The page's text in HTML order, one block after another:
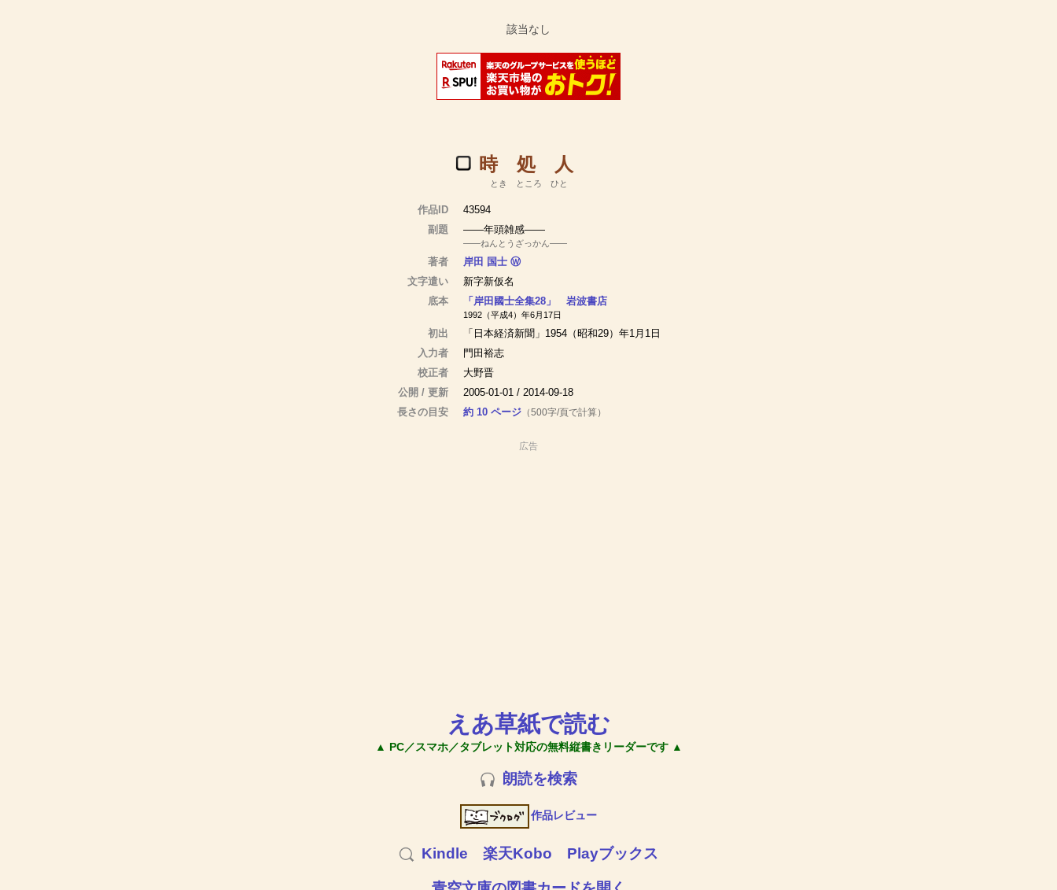
時 処 人
とき ところ ひと
作品ID
43594
副題
――年頭雑感――
――ねんとうざっかん――
著者 岸田 国士 Ⓦ
文字遣い
新字新仮名
底本
「岸田國士全集28」 岩波書店
1992（平成4）年6月17日
初出
「日本経済新聞」1954（昭和29）年1月1日
入力者
門田裕志
校正者
大野晋
公開 / 更新
2005-01-01 / 2014-09-18
長さの目安
約 10 ページ（500字/頁で計算）
広告
えあ草紙で読む
▲ PC／スマホ／タブレット対応の無料縦書きリーダーです ▲
朗読を検索
作品レビュー
Kindle 楽天Kobo Playブックス